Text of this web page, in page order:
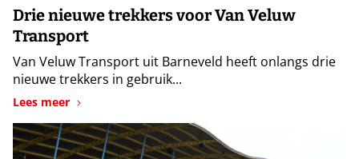
Drie nieuwe trekkers voor Van Veluw
Transport
Van Veluw Transport uit Barneveld heeft onlangs drie
nieuwe trekkers in gebruik...
Lees meer